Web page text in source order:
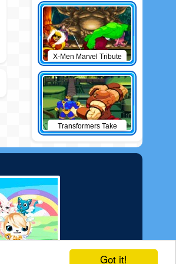
Got it!
X-Men Marvel Tribute
Transformers Take
Down